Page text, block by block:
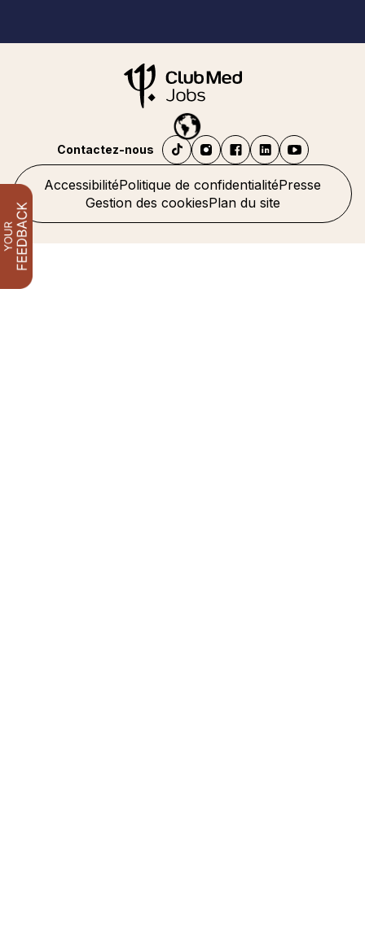
AccessibilitéPolitique de confidentialitéPresse
Gestion des cookiesPlan du site
Contactez-nous